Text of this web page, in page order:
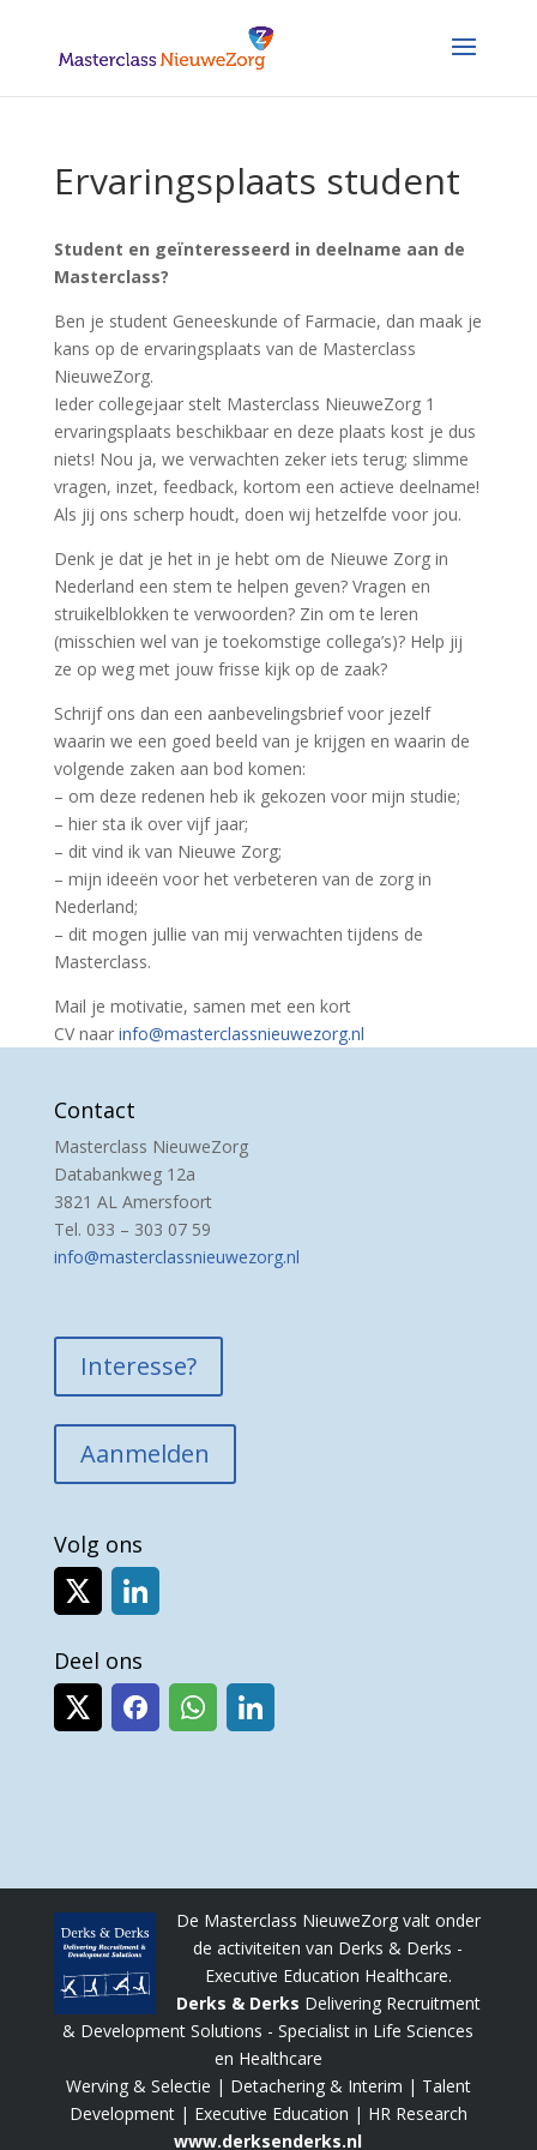
Ervaringsplaats student
Student en geïnteresseerd in deelname aan de
Masterclass?
Ben je student Geneeskunde of Farmacie, dan maak je
kans op de ervaringsplaats van de Masterclass
NieuweZorg.
Ieder collegejaar stelt Masterclass NieuweZorg 1
ervaringsplaats beschikbaar en deze plaats kost je dus
niets! Nou ja, we verwachten zeker iets terug; slimme
vragen, inzet, feedback, kortom een actieve deelname!
Als jij ons scherp houdt, doen wij hetzelfde voor jou.
Denk je dat je het in je hebt om de Nieuwe Zorg in
Nederland een stem te helpen geven? Vragen en
struikelblokken te verwoorden? Zin om te leren
(misschien wel van je toekomstige collega’s)? Help jij
ze op weg met jouw frisse kijk op de zaak?
Schrijf ons dan een aanbevelingsbrief voor jezelf
waarin we een goed beeld van je krijgen en waarin de
volgende zaken aan bod komen:
– om deze redenen heb ik gekozen voor mijn studie;
– hier sta ik over vijf jaar;
– dit vind ik van Nieuwe Zorg;
– mijn ideeën voor het verbeteren van de zorg in
Nederland;
– dit mogen jullie van mij verwachten tijdens de
Masterclass.
Mail je motivatie, samen met een kort
CV naar info@masterclassnieuwezorg.nl
Contact
Masterclass NieuweZorg
Databankweg 12a
3821 AL Amersfoort
Tel. 033 – 303 07 59
info@masterclassnieuwezorg.nl
Interesse?
Aanmelden
Volg ons
Deel ons
De Masterclass NieuweZorg valt onder
de activiteiten van Derks & Derks -
Executive Education Healthcare.
Derks & Derks Delivering Recruitment
& Development Solutions - Specialist in Life Sciences
en Healthcare
Werving & Selectie | Detachering & Interim | Talent
Development | Executive Education | HR Research
www.derksenderks.nl